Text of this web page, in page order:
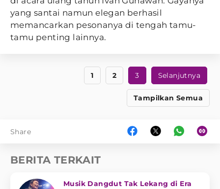
yang santai namun elegan berhasil
memancarkan pesonanya di tengah tamu-
tamu penting lainnya.
1 2 3 Selanjutnya
Tampilkan Semua
Share
BERITA TERKAIT
Musik Dangdut Tak Lekang di Era